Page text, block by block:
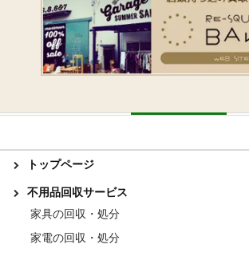
トップページ
不用品回収サービス
家具の回収・処分
家電の回収・処分